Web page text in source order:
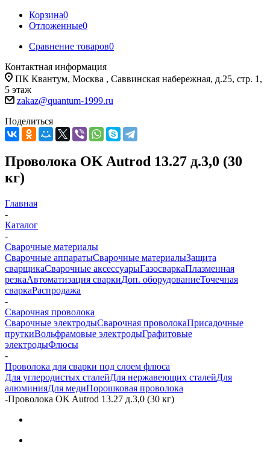
Корзина0
Отложенные0
Сравнение товаров0
Контактная информация
ПК Квантум, Москва , Саввинская набережная, д.25, стр. 1,
5 этаж
zakaz@quantum-1999.ru
Поделиться
Проволока OK Autrod 13.27 д.3,0 (30
кг)
Главная
-
Каталог
-
Сварочные материалы
Сварочные аппаратыСварочные материалыЗащита
сварщикаСварочные аксессуарыГазосваркаПлазменная
резкаАвтоматизация сваркиДоп. оборудованиеТочечная
сваркаРаспродажа
-
Сварочная проволока
Сварочные электродыСварочная проволокаПрисадочные
пруткиВольфрамовые электродыГрафитовые
электродыФлюсы
-
Проволока для сварки под слоем флюса
Для углеродистых сталейДля нержавеющих сталейДля
алюминияДля медиПорошковая проволока
-Проволока OK Autrod 13.27 д.3,0 (30 кг)